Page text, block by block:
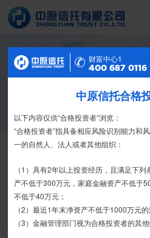
信托产品
产16088亿元，按时足额交付到期信托财
信托产品
热销产品
栏目首页 热销产品 运营产品 净
精英理财俱乐部
家族信托 财富网点
财富中心2
400 687 0116
特别提
尊敬的投资者：
合格投资者认证、风险测评、录音录像
亲自操作完成，不得由他人代办。
我司信托产品账户均以我司名义开立
信托合同约定转入我司信托产品的银行专
时，请注意不要向任何非我司账户转账、
如有疑问，请联系您的专属客户经理或
财富中心1
400 687 0116
中原信托合格
以下内容仅供“合格投资者”浏览：
“合格投资者”指具备相应风险识别能力和
一的自然人、法人或者其他组织：
（1）具有2年以上投资经历，且满足下
产不低于300万元，家庭金融资产不低于
不低于40万元；
（2）最近1年末净资产不低于1000万元的
（3）金融管理部门视为合格投资者的其他